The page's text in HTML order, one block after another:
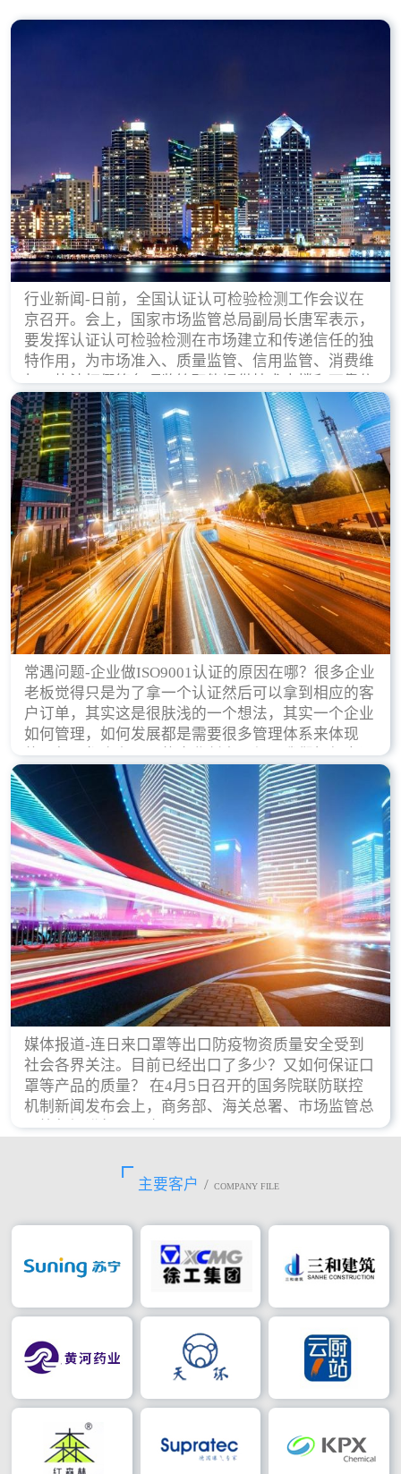
行业新闻-日前，全国认证认可检验检测工作会议在
京召开。会上，国家市场监管总局副局长唐军表示，
要发挥认证认可检验检测在市场建立和传递信任的独
特作用，为市场准入、质量监管、信用监管、消费维
权、执法打假等各项监管职能提供技术支撑和可靠依
据。
常遇问题-企业做ISO9001认证的原因在哪？很多企业
老板觉得只是为了拿一个认证然后可以拿到相应的客
户订单，其实这是很肤浅的一个想法，其实一个企业
如何管理，如何发展都是需要很多管理体系来体现
的，每天都会有不同的企业创立，但是我们如何去证
实一个企业的合法，有质量保证了？这就是ISO9001
认证体现价值的时候，那么键锋小编就来细说下企业
做ISO9001认证的根本原因。
媒体报道-连日来口罩等出口防疫物资质量安全受到
社会各界关注。目前已经出口了多少？又如何保证口
罩等产品的质量？ 在4月5日召开的国务院联防联控
机制新闻发布会上，商务部、海关总署、市场监管总
局等部门进行了回应。
主要客户 / COMPANY FILE